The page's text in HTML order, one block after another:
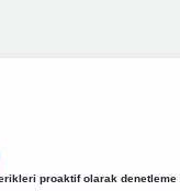
proaktif olarak denetleme